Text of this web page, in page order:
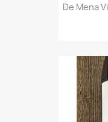
De Mena